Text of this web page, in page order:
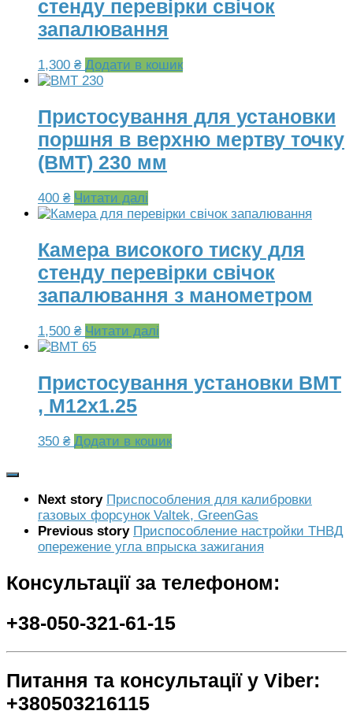
стенду перевірки свічок
запалювання
1,300 ₴ Додати в кошик
Пристосування для установки
поршня в верхню мертву точку
(ВМТ) 230 мм
400 ₴ Читати далі
Камера високого тиску для
стенду перевірки свічок
запалювання з манометром
1,500 ₴ Читати далі
Пристосування установки ВМТ
, М12х1.25
350 ₴ Додати в кошик
Next story Приспособления для калибровки
газовых форсунок Valtek, GreenGas
Previous story Приспособление настройки ТНВД
опережение угла впрыска зажигания
Консультації за телефоном:
+38-050-321-61-15
Питання та консультації у Viber:
+380503216115